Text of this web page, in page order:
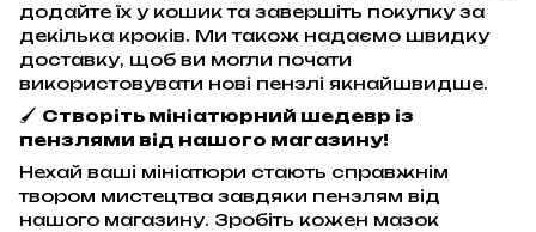
додайте їх у кошик та завершіть покупку за
декілька кроків. Ми також надаємо швидку
доставку, щоб ви могли почати
використовувати нові пензлі якнайшвидше.
🖌️ Створіть мініатюрний шедевр із
пензлями від нашого магазину!
Нехай ваші мініатюри стають справжнім
твором мистецтва завдяки пензлям від
нашого магазину. Зробіть кожен мазок